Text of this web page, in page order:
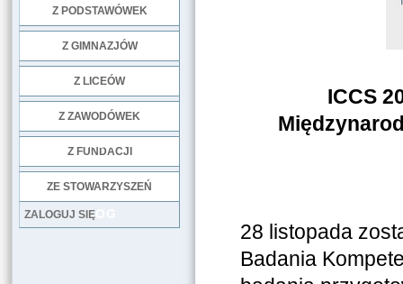
Z PODSTAWÓWEK
Z GIMNAZJÓW
Z LICEÓW
Z ZAWODÓWEK
Z FUNDACJI
ZE STOWARZYSZEŃ
LOG
ZALOGUJ SIĘ
ICCS
28 listopada
Badania